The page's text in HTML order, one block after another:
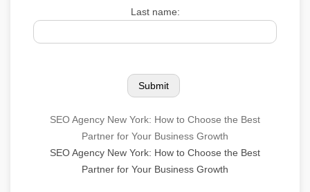
Last name:
SEO Agency New York: How to Choose the Best
Partner for Your Business Growth
SEO Agency New York: How to Choose the Best
Partner for Your Business Growth